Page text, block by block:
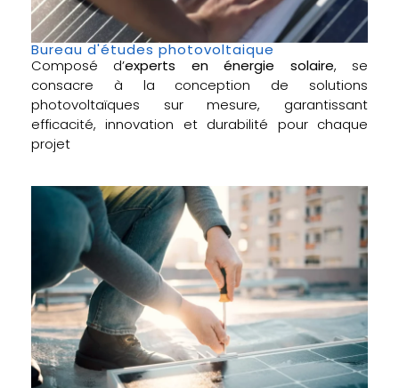
Bureau d'études photovoltaique
Composé d’experts en énergie solaire, se
consacre à la conception de solutions
photovoltaïques sur mesure, garantissant
efficacité, innovation et durabilité pour chaque
projet